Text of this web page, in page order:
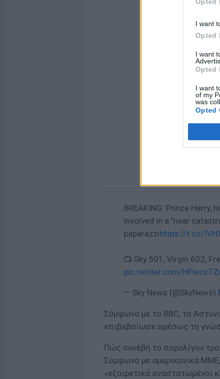
I want
Opted
I want
Opted
I want
of my
was
Opted
BREAKING: Prince Harry,
involved in a "near
paparazzihttps://t.co/
📺 Sky 501, Virgin 602,
pic.twitter.com/
— Sky News (@SkyNews)
Σύμφωνα με το BBC, το
επιβεβαίωσε αμέσως τη
Πώς συνέβη το παρολίγον
Σύμφωνα με αμερικανικά
«εξαιρετικά αναστατωμένοι